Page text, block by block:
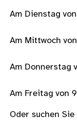
Am Dienstag
Am Mittwoch
Am Donnerstag
Am Freitag von
Oder suchen